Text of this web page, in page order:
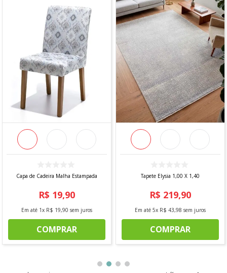
Capa de Cadeira Malha Estampada
R$ 19,90
Em até 1x R$ 19,90 sem juros
COMPRAR
Tapete Elysia 1,00 X 1,40
R$ 219,90
Em até 5x R$ 43,98 sem juros
COMPRAR